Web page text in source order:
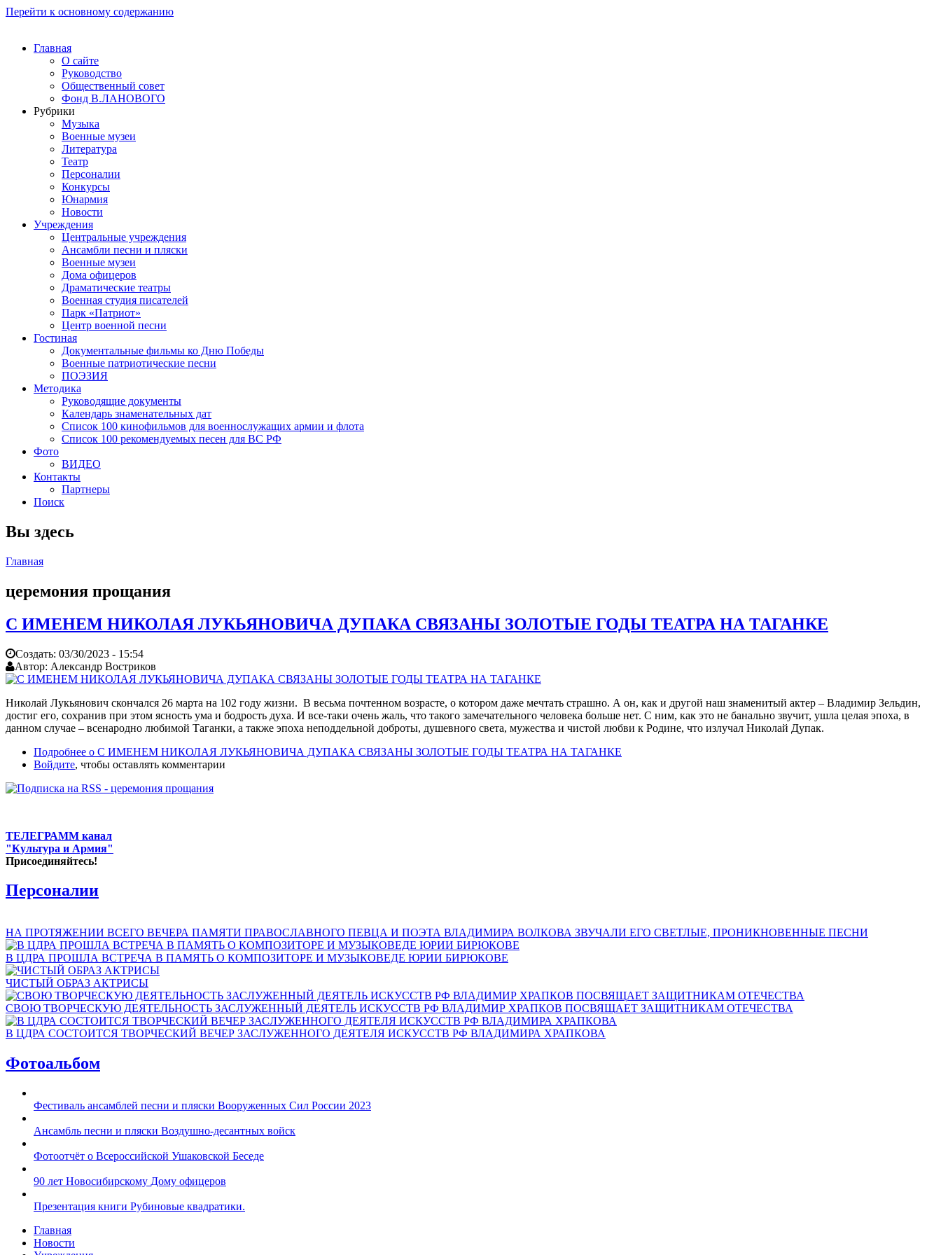
Перейти к основному содержанию
Главная
О сайте
Руководство
Общественный совет
Фонд В.ЛАНОВОГО
Рубрики
Музыка
Военные музеи
Литература
Театр
Персоналии
Конкурсы
Юнармия
Новости
Учреждения
Центральные учреждения
Ансамбли песни и пляски
Военные музеи
Дома офицеров
Драматические театры
Военная студия писателей
Парк «Патриот»
Центр военной песни
Гостиная
Документальные фильмы ко Дню Победы
Военные патриотические песни
ПОЭЗИЯ
Методика
Руководящие документы
Календарь знаменательных дат
Список 100 кинофильмов для военнослужащих армии и флота
Список 100 рекомендуемых песен для ВС РФ
Фото
ВИДЕО
Контакты
Партнеры
Поиск
Вы здесь
Главная
церемония прощания
С ИМЕНЕМ НИКОЛАЯ ЛУКЬЯНОВИЧА ДУПАКА СВЯЗАНЫ ЗОЛОТЫЕ ГОДЫ ТЕАТРА НА ТАГАНКЕ
Создать: 03/30/2023 - 15:54
Автор: Александр Востриков
Николай Лукьянович скончался 26 марта на 102 году жизни. В весьма почтенном возрасте, о котором даже мечтать страшно. А он, как и другой наш знаменитый актер – Владимир Зельдин,
достиг его, сохранив при этом ясность ума и бодрость духа. И все-таки очень жаль, что такого замечательного человека больше нет. С ним, как это не банально звучит, ушла целая эпоха, в
данном случае – всенародно любимой Таганки, а также эпоха неподдельной доброты, душевного света, мужества и чистой любви к Родине, что излучал Николай Дупак.
Подробнее о С ИМЕНЕМ НИКОЛАЯ ЛУКЬЯНОВИЧА ДУПАКА СВЯЗАНЫ ЗОЛОТЫЕ ГОДЫ ТЕАТРА НА ТАГАНКЕ
Войдите, чтобы оставлять комментарии
ТЕЛЕГРАММ канал
"Культура и Армия"
Присоединяйтесь!
Персоналии
НА ПРОТЯЖЕНИИ ВСЕГО ВЕЧЕРА ПАМЯТИ ПРАВОСЛАВНОГО ПЕВЦА И ПОЭТА ВЛАДИМИРА ВОЛКОВА ЗВУЧАЛИ ЕГО СВЕТЛЫЕ, ПРОНИКНОВЕННЫЕ ПЕСНИ
В ЦДРА ПРОШЛА ВСТРЕЧА В ПАМЯТЬ О КОМПОЗИТОРЕ И МУЗЫКОВЕДЕ ЮРИИ БИРЮКОВЕ
ЧИСТЫЙ ОБРАЗ АКТРИСЫ
СВОЮ ТВОРЧЕСКУЮ ДЕЯТЕЛЬНОСТЬ ЗАСЛУЖЕННЫЙ ДЕЯТЕЛЬ ИСКУССТВ РФ ВЛАДИМИР ХРАПКОВ ПОСВЯЩАЕТ ЗАЩИТНИКАМ ОТЕЧЕСТВА
В ЦДРА СОСТОИТСЯ ТВОРЧЕСКИЙ ВЕЧЕР ЗАСЛУЖЕННОГО ДЕЯТЕЛЯ ИСКУССТВ РФ ВЛАДИМИРА ХРАПКОВА
Фотоальбом
Фестиваль ансамблей песни и пляски Вооруженных Сил России 2023
Ансамбль песни и пляски Воздушно-десантных войск
Фотоотчёт о Всероссийской Ушаковской Беседе
90 лет Новосибирскому Дому офицеров
Презентация книги Рубиновые квадратики.
Главная
Новости